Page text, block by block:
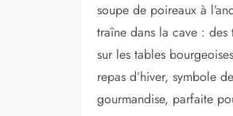
soupe de poireaux à
traîne dans la cave : des
sur les tables
repas d’hiver, symbole
gourmandise, parfaite